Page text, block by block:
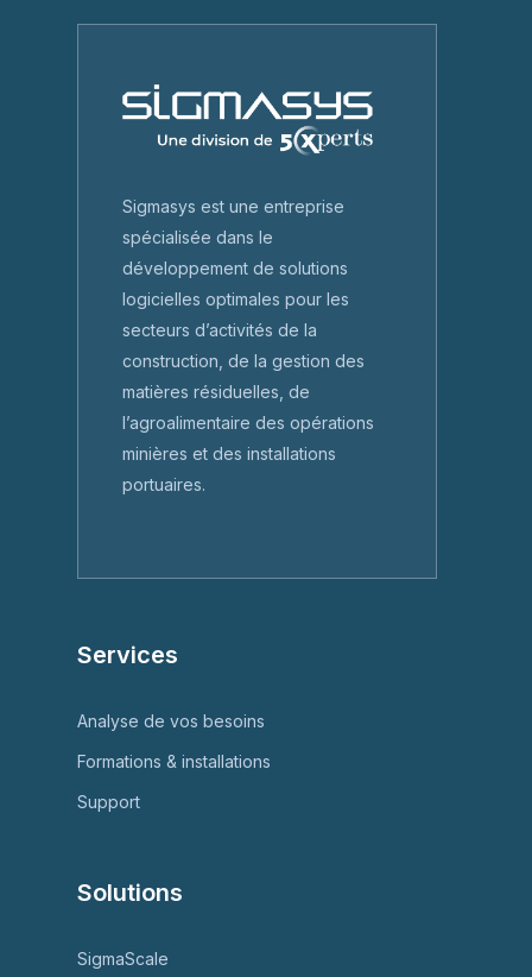
Sigmasys est une entreprise
spécialisée dans le
développement de solutions
logicielles optimales pour les
secteurs d’activités de la
construction, de la gestion des
matières résiduelles, de
l’agroalimentaire des opérations
minières et des installations
portuaires.
Services
Analyse de vos besoins
Formations & installations
Support
Solutions
SigmaScale